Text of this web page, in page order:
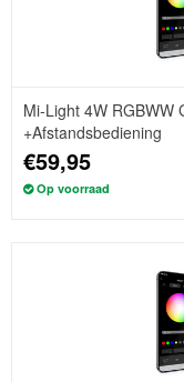
Mi-Light 4W RGBWW
+Afstandsbediening
€59,95
Op voorraad